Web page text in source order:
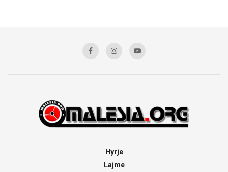
Hyrje
Lajme